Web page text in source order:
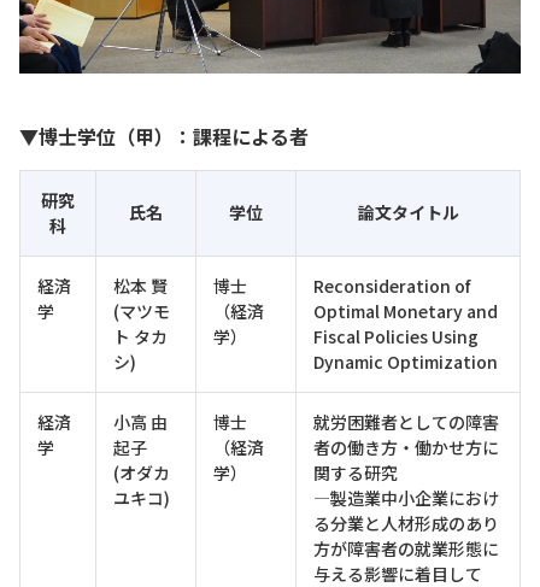
▼博士学位（甲）：課程による者
研究
科
氏名 学位 論文タイトル
経済
学
松本 賢
(マツモ
ト タカ
シ)
博士
（経済
学）
Reconsideration of
Optimal Monetary and
Fiscal Policies Using
Dynamic Optimization
経済
学
小高 由
起子
(オダカ
ユキコ)
博士
（経済
学）
就労困難者としての障害
者の働き方・働かせ方に
関する研究
―製造業中小企業におけ
る分業と人材形成のあり
方が障害者の就業形態に
与える影響に着目して